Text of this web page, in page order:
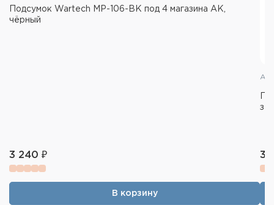
Подсумок Wartech MP-106-BK под 4 магазина АК,
чёрный
3 240 ₽
В корзину
3